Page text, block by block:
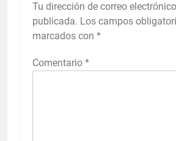
Tu dirección de correo
publicada. Los campos
marcados con *
Comentario *